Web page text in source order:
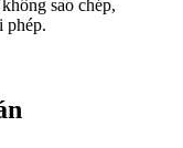
sao chép,
phép.